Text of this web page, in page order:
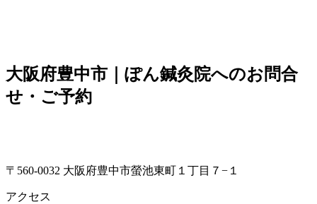
大阪府豊中市｜ぽん鍼灸院へのお問合
せ・ご予約
〒560-0032 大阪府豊中市螢池東町１丁目７−１
アクセス